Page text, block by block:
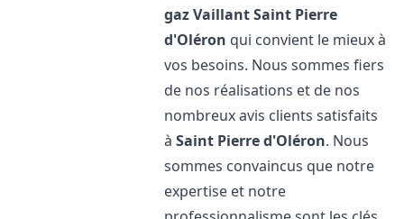
gaz VaillantSaint Pierre
d'Oléron qui convient le mieux à
vos besoins. Nous sommes fiers
de nos réalisations et de nos
nombreux avis clients satisfaits
àSaint Pierre d'Oléron. Nous
sommes convaincus que notre
expertise et notre